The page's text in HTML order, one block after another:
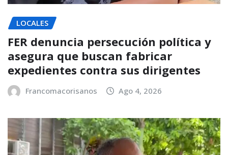
LOCALES
FER denuncia persecución política y
asegura que buscan fabricar
expedientes contra sus dirigentes
Francomacorisanos Ago 4, 2026